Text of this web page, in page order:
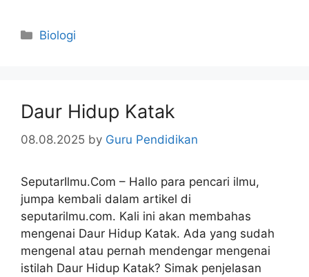
Categories
Biologi
Daur Hidup Katak
08.08.2025 by Guru Pendidikan
SeputarIlmu.Com – Hallo para pencari ilmu,
jumpa kembali dalam artikel di
seputarilmu.com. Kali ini akan membahas
mengenai Daur Hidup Katak. Ada yang sudah
mengenal atau pernah mendengar mengenai
istilah Daur Hidup Katak? Simak penjelasan